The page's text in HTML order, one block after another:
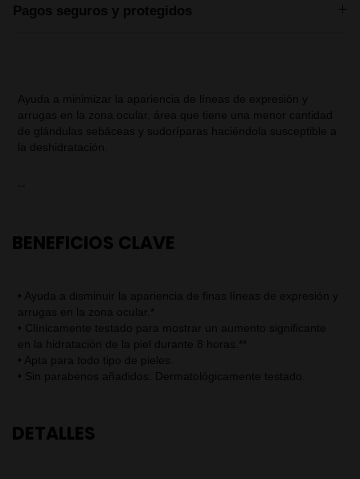
Pagos seguros y protegidos
Ayuda a minimizar la apariencia de líneas de expresión y
arrugas en la zona ocular, área que tiene una menor cantidad
de glándulas sebáceas y sudoríparas haciéndola susceptible a
la deshidratación.
--
BENEFICIOS CLAVE
• Ayuda a disminuir la apariencia de finas líneas de expresión y
arrugas en la zona ocular.*
• Clínicamente testado para mostrar un aumento significante
en la hidratación de la piel durante 8 horas.**
• Apta para todo tipo de pieles.
• Sin parabenos añadidos. Dermatológicamente testado.
DETALLES